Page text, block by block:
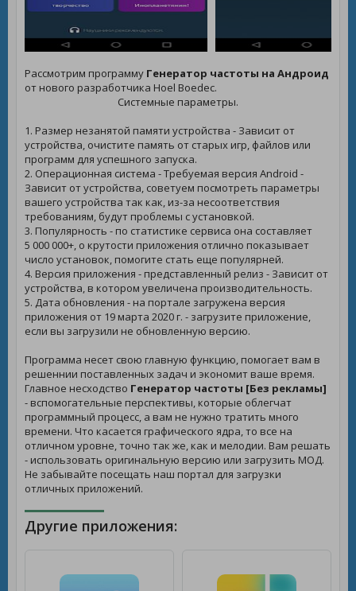
Рассмотрим программу Генератор частоты на Андроид
от нового разработчика Hoel Boedec.
Системные параметры.
1. Размер незанятой памяти устройства - Зависит от
устройства, очистите память от старых игр, файлов или
программ для успешного запуска.
2. Операционная система - Требуемая версия Android -
Зависит от устройства, советуем посмотреть параметры
вашего устройства так как, из-за несоответствия
требованиям, будут проблемы с установкой.
3. Популярность - по статистике сервиса она составляет
5 000 000+, о крутости приложения отлично показывает
число установок, помогите стать еще популярней.
4. Версия приложения - представленный релиз - Зависит от
устройства, в котором увеличена производительность.
5. Дата обновления - на портале загружена версия
приложения от 19 марта 2020 г. - загрузите приложение,
если вы загрузили не обновленную версию.
Программа несет свою главную функцию, помогает вам в
решеннии поставленных задач и экономит ваше время.
Главное несходство Генератор частоты [Без рекламы]
- вспомогательные перспективы, которые облегчат
программный процесс, а вам не нужно тратить много
времени. Что касается графического ядра, то все на
отличном уровне, точно так же, как и мелодии. Вам решать
- использовать оригинальную версию или загрузить МОД.
Не забывайте посещать наш портал для загрузки
отличных приложений.
Другие приложения: